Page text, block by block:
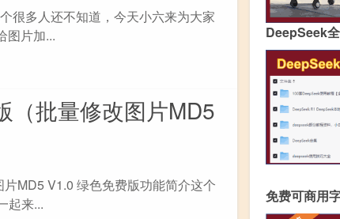
很多人还不知道，今天小六来为大家
图片加...
（批量修改图片MD5
MD5 V1.0 绿色免费版功能简介这个
起来...
DeepSeek
免费可商用